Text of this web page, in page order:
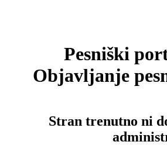
Pesniški
Objavljanje
Stran trenutno ni